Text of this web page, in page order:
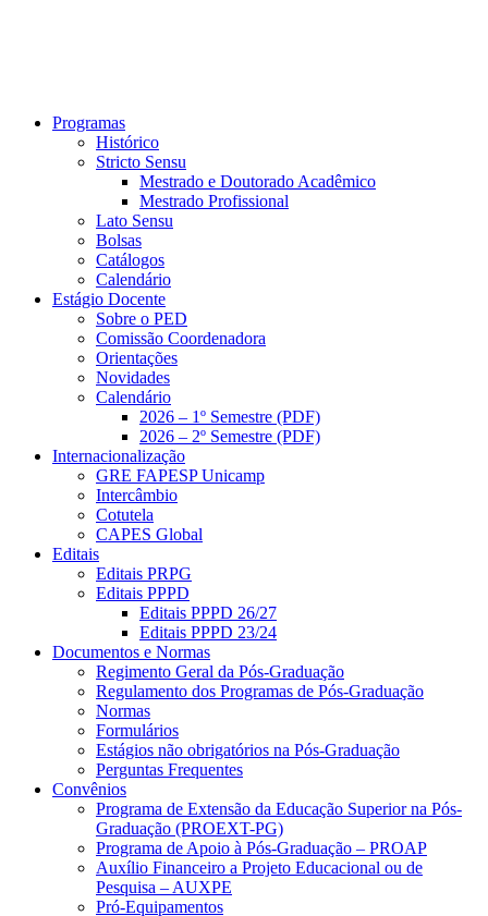
Programas
Histórico
Stricto Sensu
Mestrado e Doutorado Acadêmico
Mestrado Profissional
Lato Sensu
Bolsas
Catálogos
Calendário
Estágio Docente
Sobre o PED
Comissão Coordenadora
Orientações
Novidades
Calendário
2026 – 1º Semestre (PDF)
2026 – 2º Semestre (PDF)
Internacionalização
GRE FAPESP Unicamp
Intercâmbio
Cotutela
CAPES Global
Editais
Editais PRPG
Editais PPPD
Editais PPPD 26/27
Editais PPPD 23/24
Documentos e Normas
Regimento Geral da Pós-Graduação
Regulamento dos Programas de Pós-Graduação
Normas
Formulários
Estágios não obrigatórios na Pós-Graduação
Perguntas Frequentes
Convênios
Programa de Extensão da Educação Superior na Pós-
Graduação (PROEXT-PG)
Programa de Apoio à Pós-Graduação – PROAP
Auxílio Financeiro a Projeto Educacional ou de
Pesquisa – AUXPE
Pró-Equipamentos